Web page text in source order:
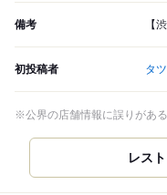
備考 【
初投稿者 タツ
※公界の店舗情報に誤りがあ
レス